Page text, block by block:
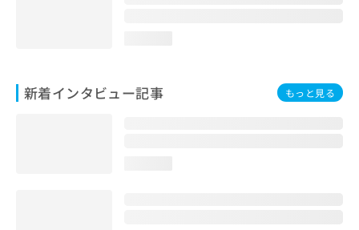
新着インタビュー記事 もっと見る